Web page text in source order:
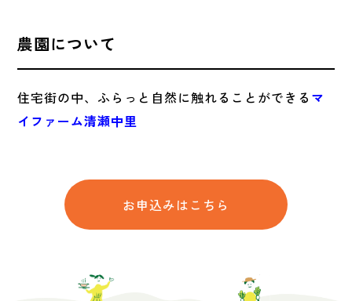
農園について
住宅街の中、ふらっと自然に触れることができる マ
イファーム清瀬中里
お申込みはこちら